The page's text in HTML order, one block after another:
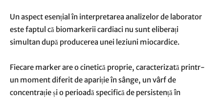
Un aspect esențial în interpretarea analizelor de laborator
este faptul că biomarkerii cardiaci nu sunt eliberați
simultan după producerea unei leziuni miocardice.
Fiecare marker are o cinetică proprie, caracterizată printr-
un moment diferit de apariție în sânge, un vârf de
concentrație și o perioadă specifică de persistență în